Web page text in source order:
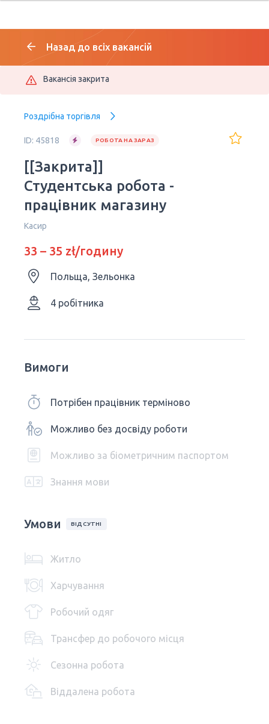
Назад до всіх вакансій
Вакансія закрита
Роздрібна торгівля
ID: 45818 РОБОТА НА ЗАРАЗ
[[Закрита]]
Студентська робота -
працівник магазину
Касир
33 – 35 zł/годину
Польща, Зельонка
4 робітника
Вимоги
Потрібен працівник терміново
Можливо без досвіду роботи
Можливо за біометричним паспортом
Знання мови
Умови ВІДСУТНІ
Житло
Харчування
Робочий одяг
Трансфер до робочого місця
Сезонна робота
Віддалена робота